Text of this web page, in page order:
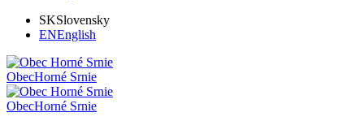
SKSlovensky
ENEnglish
ObecHorné Srnie
ObecHorné Srnie